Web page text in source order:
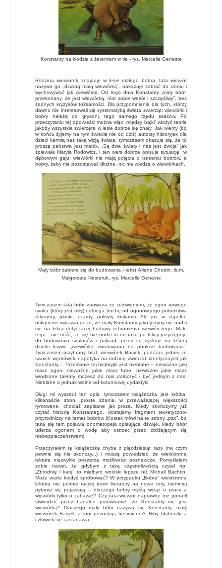
Konstanty na kłodzie z żeremiem w tle - rys. Marcelle Geneste
Rodzina wiewiórek znajduje w lesie małego bobra, tata wiewiór
nazywa go „dziwną małą wiewiórką”, nakazuje zabrać do domu i
wychowywać jak wiewiórkę. Od tego dnia Konstanty „mały bóbr,
przekonany, że jest wiewiórką, rósł sobie wesół i szczęśliwy”, bez
żadnych kryzysów tożsamości. Dla przypomnienia dla tych, którzy
dawno nie interesowali się systematyką świata zwierząt: wiewiórki i
bobry należą do gryzoni, tego samego rzędu ssaków. Po
przeczytaniu tej opowieści można więc „między bajki” włożyć teorie
jakoby wszystkie zwierzęta w lesie dobrze się znały. Jak wiemy (bo
w końcu żyjemy na tym świecie nie od dziś) autorzy historyjek dla
dzieci karmią nas taką wizją świata, tymczasem okazuje się, że to
proszę państwa jest matrix, „Są dwa światy i nas jest dwoje” jak
śpiewała Maryla Rodowicz. I ten wers dobrze opisuje sytuację w
dębowym gaju: wiewiórki nie mają pojęcia o istnieniu bobrów, a
bobry, żeby nie pozostawać dłużne, nic nie wiedzą o wiewiórkach.
Mały bóbr zabiera się do budowania - tekstAriane Chottin, tłum.
Małgorzata Nesteruk, rys. Marcelle Geneste
Tymczasem tata bóbr zauważa ze zdziwieniem, że ogon nowego
synka (który jest miły) odbiega trochę od ogonów jego potomstwa
(okropny, płaski, czarny, pokryty łuskami). Ale już w zupełne
osłupienie wprawia go to, że mały Konstanty jako jedyny nie nudzi
się na lekcji dotyczącej budowy schronienia wiewiórczego. Mało
tego - nie dość, że się nie nudzi to od razu po lekcji przystępuje
do budowania szałasów i palisad, przez co zyskuje na leśnej
dzielni ksywę „wiewiórka zwariowana na punkcie budowania”.
Tymczasem przybrany brat, wiewiórek Basiek, podczas jednej ze
swoich wędrówek napotyka na rodzinę zwierząt identycznych jak
Konstanty… Przesłanie tej historyjki jest niebłahe – nieważne jaki
masz ogon, nieważne jakie masz futro, nieważne jakie masz
wrodzone talenty możesz do nas dołączyć i być jednym z nas!
Niebłahe a jednak wolne od koturnowej dydaktyki.
Długi mi wyszedł ten opis, tymczasem książeczka jest krótka,
kilkanaście stron, proste zdania, w przeważającej większości
rymowane, chociaż zapisane jak proza. Kiedy skończymy już
czytać historię Konstantego, dostajemy fragment teoretyczno-
przyrodniczy na temat bobrów (Kostek mówi na te strony „pac”, bo
taka się tam pojawia onomatopeja opisująca dźwięk, kiedy bóbr
uderza ogonem o wodę aby ostrzec przed zbliżającym się
niebezpieczeństwem).
Przeczytałem tę książeczkę chyba z pięćdziesiąt razy (na czym
pewnie się nie skończy...) i muszę powiedzieć, że wielokrotna
lektura niezwykle poszerza możliwości poznawcze. Pomyślałem
sobie nawet, że gdybym z taką częstotliwością czytał np.
„Zbrodnię i karę” to miałbym wnioski lepsze niż Michaił Bachtin.
Może warto kiedyś spróbować? W przypadku „Bobra” wielokrotna
lektura nie pchnie raczej teorii literatury na nowe tory, niemniej
pytania się pojawiają – dlaczego bobry myślą wciąż o pracy a
wiewiórki tylko o zabawie? Czy tata-wiewiór naprawdę nie potrafił
stwierdzić przez banalne porównanie, że Konstanty nie jest
wiewiórką? Dlaczego mały bóbr nazywa się Konstanty, mały
wiewiórek Basiek a inni pozostają bezimienni? Niby błahostki a
człowiek się zastanawia...